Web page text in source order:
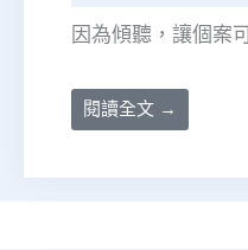
因為傾聽，讓個案
閱讀全文 →